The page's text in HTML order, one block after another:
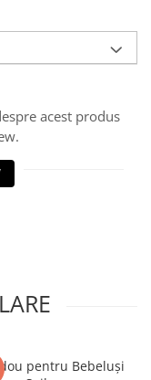
acest produs
pentru Bebeluși